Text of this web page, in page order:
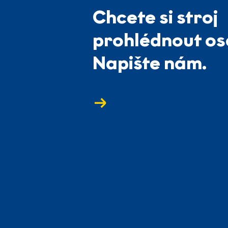
Chcete si stroj
prohlédnout
Napište nám.